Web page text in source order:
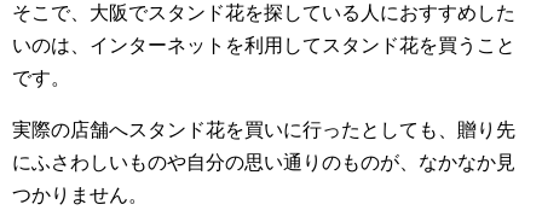
そこで、大阪でスタンド花を探している人におすすめした
いのは、インターネットを利用してスタンド花を買うこと
です。
実際の店舗へスタンド花を買いに行ったとしても、贈り先
にふさわしいものや自分の思い通りのものが、なかなか見
つかりません。